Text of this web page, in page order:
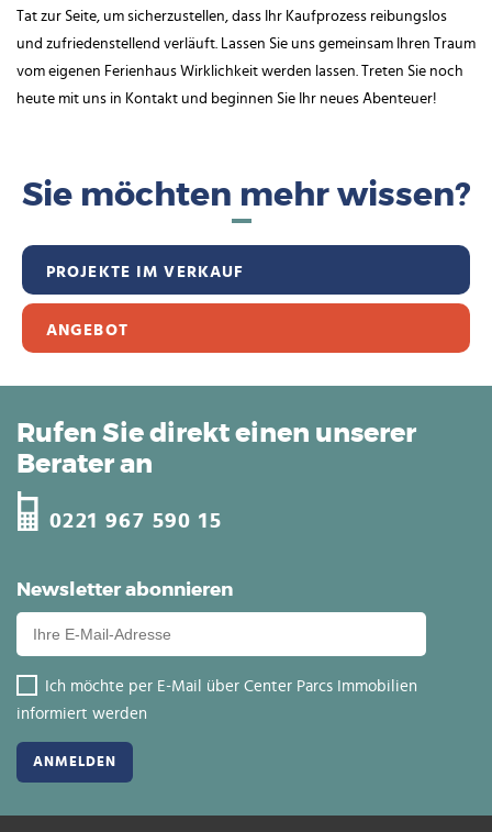
Tat zur Seite, um sicherzustellen, dass Ihr Kaufprozess reibungslos
und zufriedenstellend verläuft. Lassen Sie uns gemeinsam Ihren Traum
vom eigenen Ferienhaus Wirklichkeit werden lassen. Treten Sie noch
heute mit uns in Kontakt und beginnen Sie Ihr neues Abenteuer!
Sie möchten mehr wissen?
PROJEKTE IM VERKAUF
ANGEBOT
Newsletter abonnieren
Ich möchte per E-Mail über Center Parcs Immobilien
informiert werden
Rufen Sie direkt einen unserer
Berater an
0221 967 590 15